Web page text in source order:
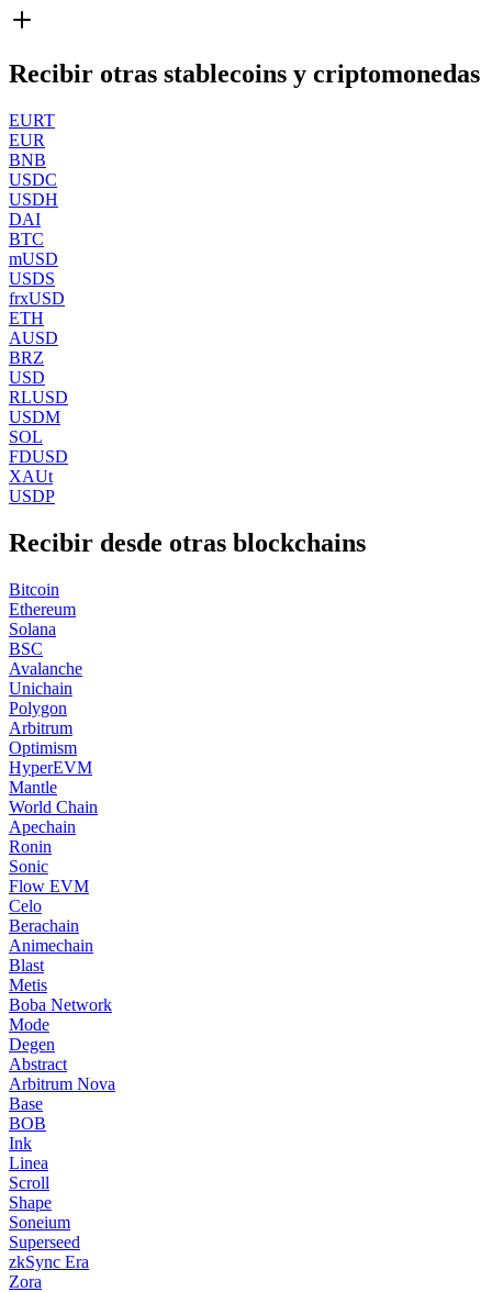
Recibir otras stablecoins y criptomonedas
EURT
EUR
BNB
USDC
USDH
DAI
BTC
mUSD
USDS
frxUSD
ETH
AUSD
BRZ
USD
RLUSD
USDM
SOL
FDUSD
XAUt
USDP
Recibir desde otras blockchains
Bitcoin
Ethereum
Solana
BSC
Avalanche
Unichain
Polygon
Arbitrum
Optimism
HyperEVM
Mantle
World Chain
Apechain
Ronin
Sonic
Flow EVM
Celo
Berachain
Animechain
Blast
Metis
Boba Network
Mode
Degen
Abstract
Arbitrum Nova
Base
BOB
Ink
Linea
Scroll
Shape
Soneium
Superseed
zkSync Era
Zora